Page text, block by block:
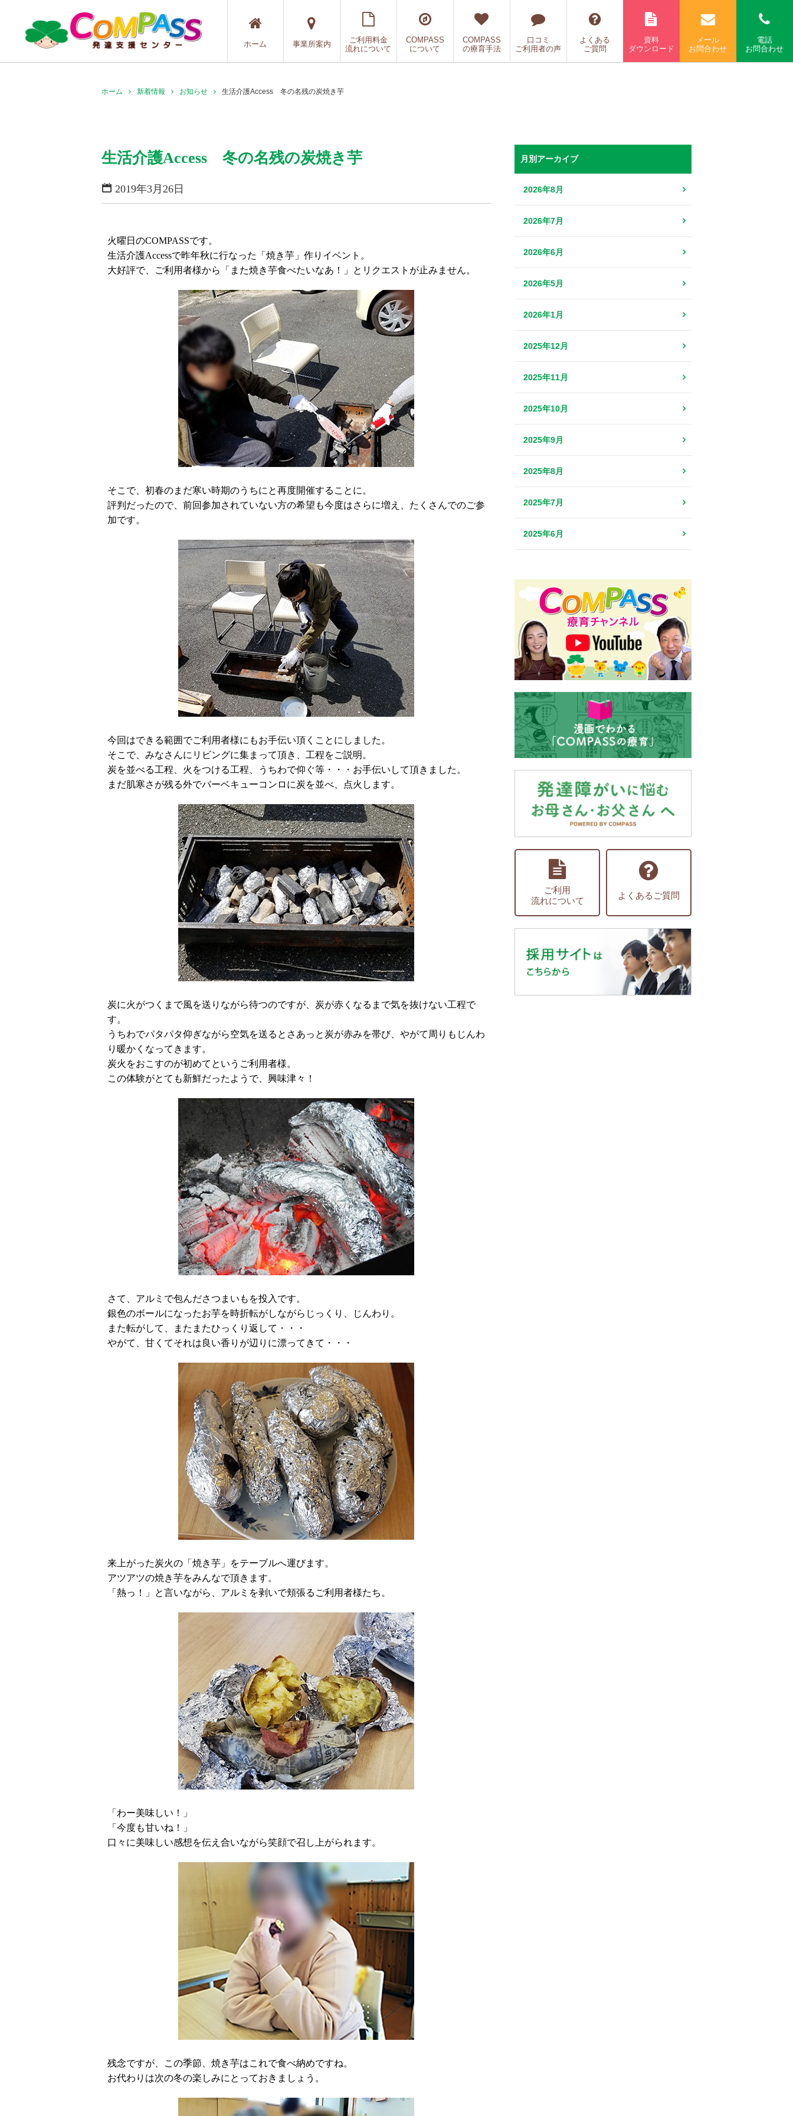
ホーム 事業所案内
ご利用料金
流れについて
COMPASS
について
COMPASS
の療育手法
口コミ
ご利用者の声
よくある
ご質問
資料
ダウンロード
メール
お問合わせ
電話
お問合わせ
ホーム 新着情報 お知らせ 生活介護Access 冬の名残の炭焼き芋
生活介護Access 冬の名残の炭焼き芋
2019年3月26日
火曜日のCOMPASSです。
生活介護Accessで昨年秋に行なった「焼き芋」作りイベント。
大好評で、ご利用者様から「また焼き芋食べたいなあ！」とリクエストが止みません。
そこで、初春のまだ寒い時期のうちにと再度開催することに。
評判だったので、前回参加されていない方の希望も今度はさらに増え、たくさんでのご参
加です。
今回はできる範囲でご利用者様にもお手伝い頂くことにしました。
そこで、みなさんにリビングに集まって頂き、工程をご説明。
炭を並べる工程、火をつける工程、うちわで仰ぐ等・・・お手伝いして頂きました。
まだ肌寒さが残る外でバーベキューコンロに炭を並べ、点火します。
炭に火がつくまで風を送りながら待つのですが、炭が赤くなるまで気を抜けない工程で
す。
うちわでパタパタ仰ぎながら空気を送るとさあっと炭が赤みを帯び、やがて周りもじんわ
り暖かくなってきます。
炭火をおこすのが初めてというご利用者様。
この体験がとても新鮮だったようで、興味津々！
さて、アルミで包んださつまいもを投入です。
銀色のボールになったお芋を時折転がしながらじっくり、じんわり。
また転がして、またまたひっくり返して・・・
やがて、甘くてそれは良い香りが辺りに漂ってきて・・・
来上がった炭火の「焼き芋」をテーブルへ運びます。
アツアツの焼き芋をみんなで頂きます。
「熱っ！」と言いながら、アルミを剥いで頬張るご利用者様たち。
「わー美味しい！」
「今度も甘いね！」
口々に美味しい感想を伝え合いながら笑顔で召し上がられます。
残念ですが、この季節、焼き芋はこれで食べ納めですね。
お代わりは次の冬の楽しみにとっておきましょう。
月別アーカイブ
2026年8月
2026年7月
2026年6月
2026年5月
2026年1月
2025年12月
2025年11月
2025年10月
2025年9月
2025年8月
2025年7月
2025年6月
ご利用
流れについて
よくあるご質問